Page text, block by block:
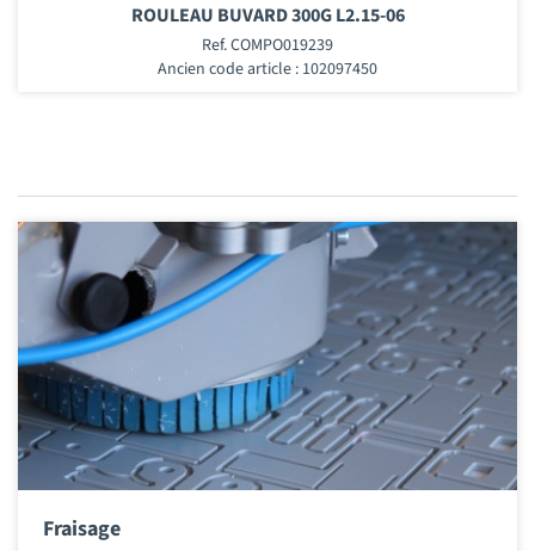
ROULEAU BUVARD 300G L2.15-06
Ref. COMPO019239
Ancien code article : 102097450
Fraisage